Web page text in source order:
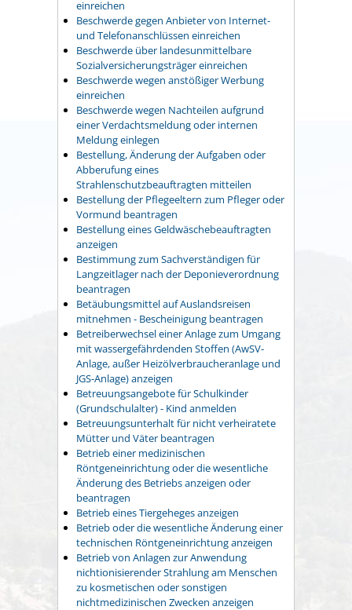
einreichen
Beschwerde gegen Anbieter von Internet-
und Telefonanschlüssen einreichen
Beschwerde über landesunmittelbare
Sozialversicherungsträger einreichen
Beschwerde wegen anstößiger Werbung
einreichen
Beschwerde wegen Nachteilen aufgrund
einer Verdachtsmeldung oder internen
Meldung einlegen
Bestellung, Änderung der Aufgaben oder
Abberufung eines
Strahlenschutzbeauftragten mitteilen
Bestellung der Pflegeeltern zum Pfleger oder
Vormund beantragen
Bestellung eines Geldwäschebeauftragten
anzeigen
Bestimmung zum Sachverständigen für
Langzeitlager nach der Deponieverordnung
beantragen
Betäubungsmittel auf Auslandsreisen
mitnehmen - Bescheinigung beantragen
Betreiberwechsel einer Anlage zum Umgang
mit wassergefährdenden Stoffen (AwSV-
Anlage, außer Heizölverbraucheranlage und
JGS-Anlage) anzeigen
Betreuungsangebote für Schulkinder
(Grundschulalter) - Kind anmelden
Betreuungsunterhalt für nicht verheiratete
Mütter und Väter beantragen
Betrieb einer medizinischen
Röntgeneinrichtung oder die wesentliche
Änderung des Betriebs anzeigen oder
beantragen
Betrieb eines Tiergeheges anzeigen
Betrieb oder die wesentliche Änderung einer
technischen Röntgeneinrichtung anzeigen
Betrieb von Anlagen zur Anwendung
nichtionisierender Strahlung am Menschen
zu kosmetischen oder sonstigen
nichtmedizinischen Zwecken anzeigen